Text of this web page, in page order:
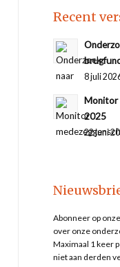
Recent
8 juli
Monitor
2025
22 juni
Abonneer op
over onze
Maximaal 1 keer
niet aan derden